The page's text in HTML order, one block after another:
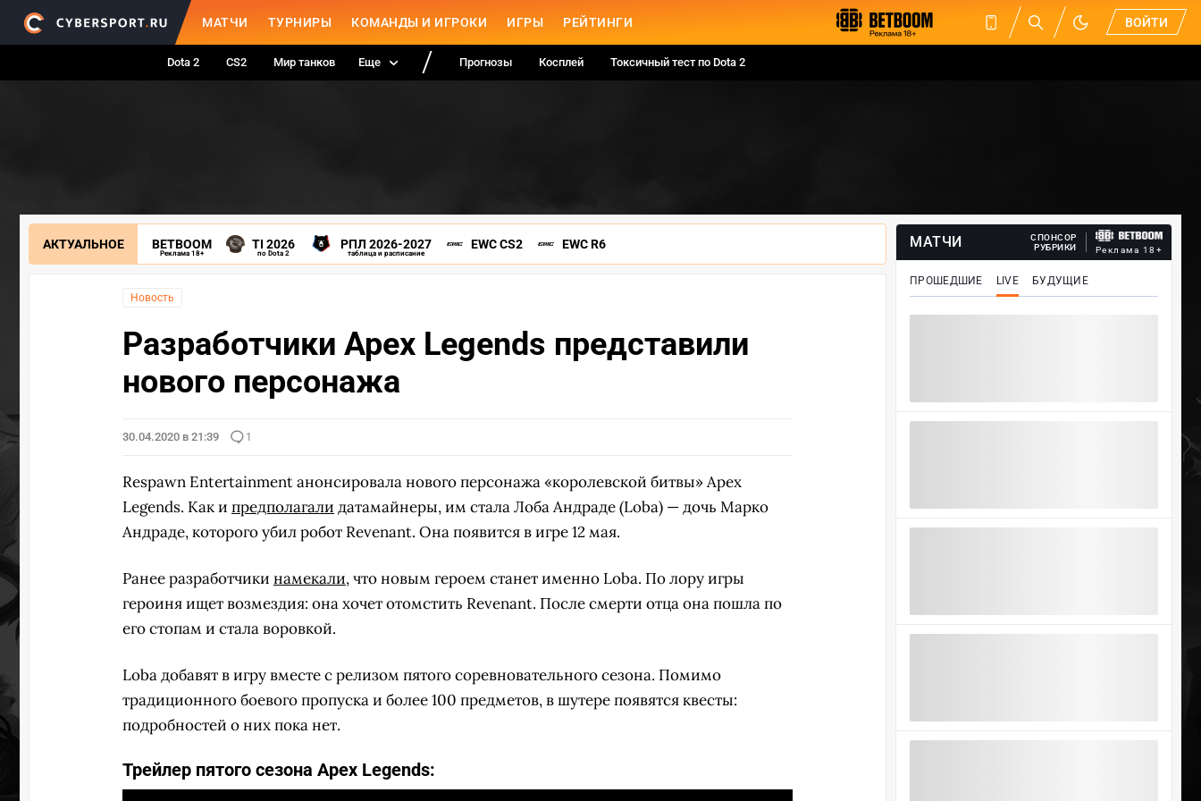
МАТЧИ ТУРНИРЫ КОМАНДЫ И ИГРОКИ ИГРЫ РЕЙТИНГИ ВОЙТИ
Dota 2 CS2 Мир танков Еще Прогнозы Косплей Токсичный тест по Dota 2
АКТУАЛЬНОЕ BETBOOM
Реклама 18+
TI 2026
по Dota 2
РПЛ 2026-2027
таблица и расписание
EWC CS2 EWC R6
Новость
Разработчики Apex Legends представили
нового персонажа
30.04.2020 в 21:39 1
Respawn Entertainment анонсировала нового персонажа «королевской битвы» Apex
Legends. Как и предполагали датамайнеры, им стала Лоба Андраде (Loba) — дочь Марко
Андраде, которого убил робот Revenant. Она появится в игре 12 мая.
Ранее разработчики намекали, что новым героем станет именно Loba. По лору игры
героиня ищет возмездия: она хочет отомстить Revenant. После смерти отца она пошла по
его стопам и стала воровкой.
Loba добавят в игру вместе с релизом пятого соревновательного сезона. Помимо
традиционного боевого пропуска и более 100 предметов, в шутере появятся квесты:
подробностей о них пока нет.
Трейлер пятого сезона Apex Legends:
МАТЧИ
СПОНСОР
РУБРИКИ
Реклама 18+
ПРОШЕДШИЕ LIVE БУДУЩИЕ